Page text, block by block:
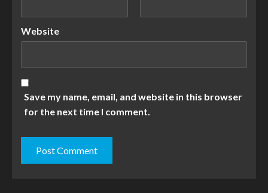
Website
Save my name, email, and website in this browser
for the next time I comment.